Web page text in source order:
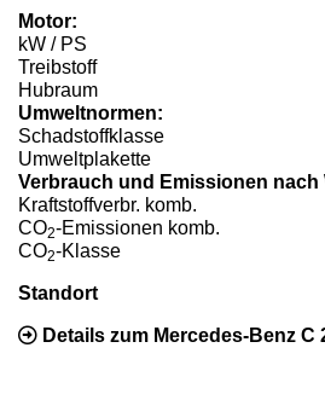
Motor:
kW / PS
Treibstoff
Hubraum
Umweltnormen:
Schadstoffklasse
Umweltplakette
Verbrauch und Emissionen nach
Kraftstoffverbr. komb.
CO2-Emissionen komb.
CO2-Klasse
Standort
Details zum Mercedes-Benz C